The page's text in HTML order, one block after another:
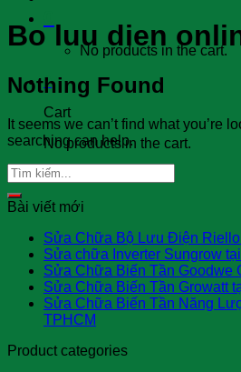
No products in the cart.
0
Cart
No products in the cart.
Bo luu dien
Nothing Found
It seems we can’t find what you’re
searching can help.
Bài viết mới
Sửa Chữa Bộ Lưu Điện
Sửa chữa Inverter Sungrow
Sửa Chữa Biến Tần Goodwe
Sửa Chữa Biến Tần Growatt
Sửa Chữa Biến Tần Năng
TPHCM
Product categories